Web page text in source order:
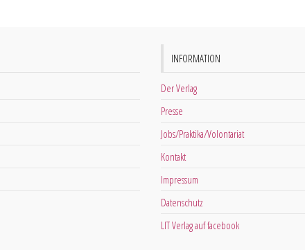
INFORMATION
Der Verlag
Presse
Jobs/Praktika/Volontariat
Kontakt
Impressum
Datenschutz
LIT Verlag auf facebook